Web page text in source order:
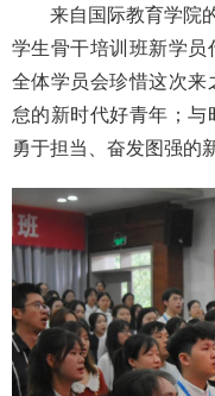
来自国际教育学院
学生骨干培训班新学
全体学员会珍惜这次
怠的新时代好青年；与
勇于担当、奋发图强的